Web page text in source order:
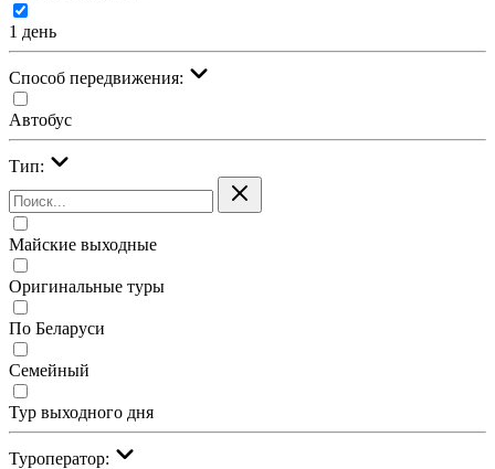
1 день
Cпособ передвижения:
Автобус
Тип:
Майские выходные
Оригинальные туры
По Беларуси
Семейный
Тур выходного дня
Туроператор: